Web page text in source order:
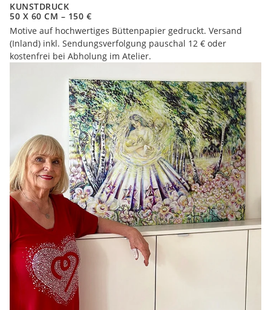
KUNSTDRUCK
50 X 60 CM – 150 €
Motive auf hochwertiges Büttenpapier gedruckt. Versand
(Inland) inkl. Sendungsverfolgung pauschal 12 € oder
kostenfrei bei Abholung im Atelier.